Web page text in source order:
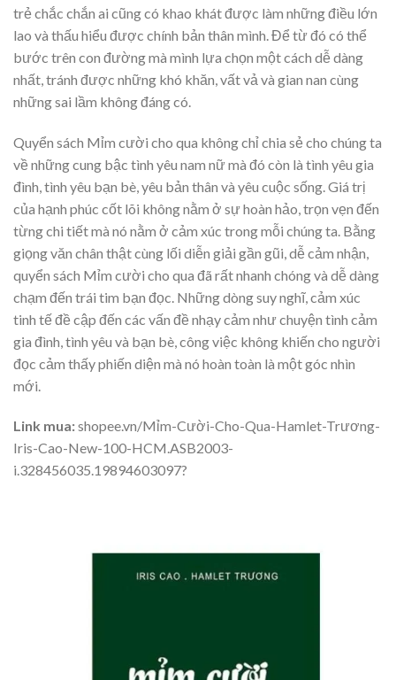
trẻ chắc chắn ai cũng có khao khát được làm những điều lớn
lao và thấu hiểu được chính bản thân mình. Để từ đó có thể
bước trên con đường mà mình lựa chọn một cách dễ dàng
nhất, tránh được những khó khăn, vất vả và gian nan cùng
những sai lầm không đáng có.
Quyển sách Mỉm cười cho qua không chỉ chia sẻ cho chúng ta
về những cung bậc tình yêu nam nữ mà đó còn là tình yêu gia
đình, tình yêu bạn bè, yêu bản thân và yêu cuộc sống. Giá trị
của hạnh phúc cốt lõi không nằm ở sự hoàn hảo, trọn vẹn đến
từng chi tiết mà nó nằm ở cảm xúc trong mỗi chúng ta. Bằng
giọng văn chân thật cùng lối diễn giải gần gũi, dễ cảm nhận,
quyển sách Mỉm cười cho qua đã rất nhanh chóng và dễ dàng
chạm đến trái tim bạn đọc. Những dòng suy nghĩ, cảm xúc
tinh tế đề cập đến các vấn đề nhạy cảm như chuyện tình cảm
gia đình, tình yêu và bạn bè, công việc không khiến cho người
đọc cảm thấy phiến diện mà nó hoàn toàn là một góc nhìn
mới.
Link mua:shopee.vn/Mỉm-Cười-Cho-Qua-Hamlet-Trương-
Iris-Cao-New-100-HCM.ASB2003-
i.328456035.19894603097?